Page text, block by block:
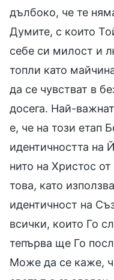
дълбоко, че те
Думите, с които
себе си милост и
топли като
да се чувстват в
досега. Най-
е, че на този етап
идентичността на
нито на Христос
това, като
идентичност на
всички, които Го
тепърва ще Го
Може да се каже,